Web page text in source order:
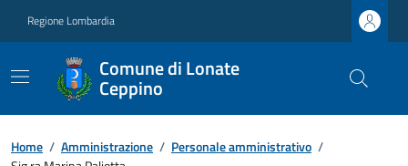
Regione Lombardia
Comune di Lonate
Ceppino
Home / Amministrazione / Personale amministrativo /